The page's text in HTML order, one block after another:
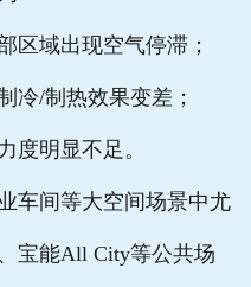
区域出现空气停滞；
冷/制热效果变差；
度明显不足。
车间等大空间场景中尤
宝能All City等公共场